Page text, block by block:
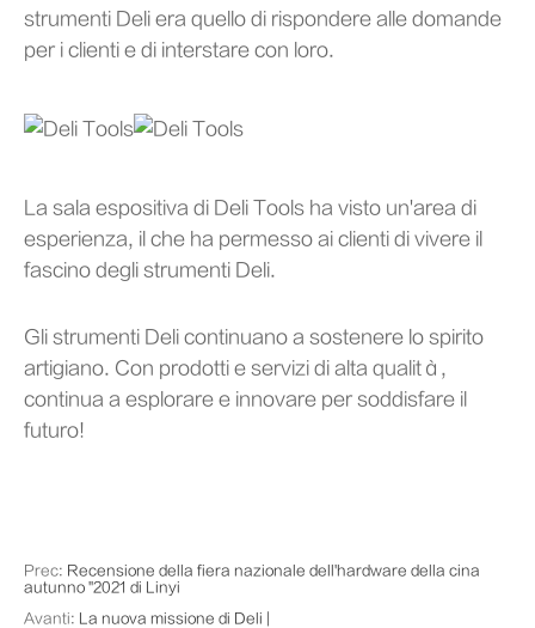
strumenti Deli era quello di rispondere alle domande
per i clienti e di interstare con loro.
La sala espositiva di Deli Tools ha visto un'area di
esperienza, il che ha permesso ai clienti di vivere il
fascino degli strumenti Deli.
Gli strumenti Deli continuano a sostenere lo spirito
artigiano. Con prodotti e servizi di alta qualità,
continua a esplorare e innovare per soddisfare il
futuro!
Prec: Recensione della fiera nazionale dell'hardware della cina
autunno ''2021 di Linyi
Avanti: La nuova missione di Deli |